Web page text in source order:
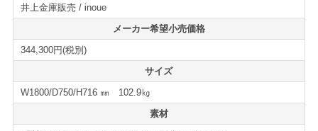
す。
デザイン面においても、重厚感のあるダークブラウンに
シルバーのライン入りの引き出しにすることでスタイリ
ッシュな印象を持った役員デスクになっています。
この機能性と、デザインを持った役員デスクとしては非
常にコストパフォーマンスに優れたデスクになっていま
井上金庫販売 / inoue
メーカー希望小売価格
344,300円(税別)
サイズ
W1800/D750/H716 ㎜ 102.9㎏
素材